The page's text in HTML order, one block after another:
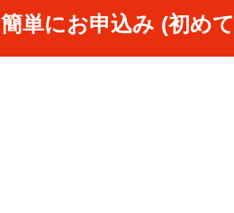
簡単にお申込み (初め